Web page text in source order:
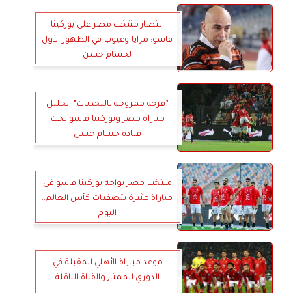
انتصار منتخب مصر على بوركينا
فاسو: مزايا وعيوب في الظهور الأول
لحسام حسن
”فرحة ممزوجة بالتحديات”: تحليل
مباراة مصر وبوركينا فاسو تحت
قيادة حسام حسن
منتخب مصر يواجه بوركينا فاسو فى
مباراة مثيرة بتصفيات كأس العالم..
اليوم
موعد مباراة الأهلي المقبلة في
الدوري الممتاز والقناة الناقلة